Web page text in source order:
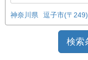
神奈川県 逗子市(〒249)
検索